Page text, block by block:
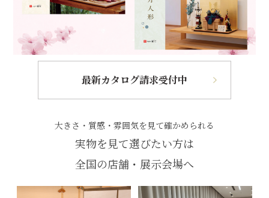
最新カタログ請求受付中
大きさ・質感・雰囲気を見て確かめられる
実物を見て選びたい方は
全国の店舗・展示会場へ